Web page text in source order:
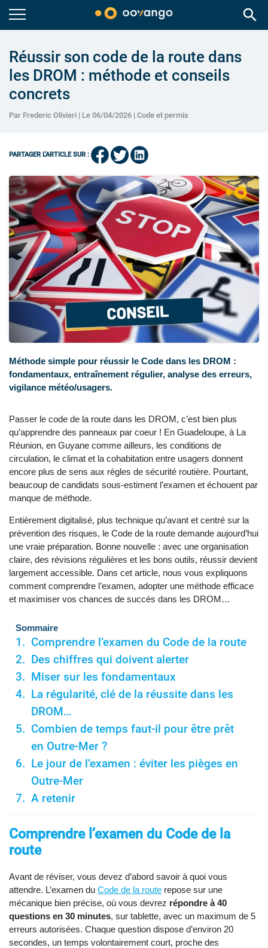
search
Réussir son code de la route dans
les DROM : méthode et conseils
concrets
Par Frederic Olivieri | Le 06/04/2026 | Code et permis
PARTAGER L'ARTICLE SUR :
Méthode simple pour réussir le Code dans les DROM :
fondamentaux, entraînement régulier, analyse des erreurs,
vigilance météo/usagers.
Passer le code de la route dans les DROM, c’est bien plus
qu’apprendre des panneaux par coeur ! En Guadeloupe, à La
Réunion, en Guyane comme ailleurs, les conditions de
circulation, le climat et la cohabitation entre usagers donnent
encore plus de sens aux règles de sécurité routière. Pourtant,
beaucoup de candidats sous-estiment l’examen et échouent par
manque de méthode.
Entièrement digitalisé, plus technique qu’avant et centré sur la
prévention des risques, le Code de la route demande aujourd’hui
une vraie préparation. Bonne nouvelle : avec une organisation
claire, des révisions régulières et les bons outils, réussir devient
largement accessible. Dans cet article, nous vous expliquons
comment comprendre l’examen, adopter une méthode efficace
et maximiser vos chances de succès dans les DROM…
Sommaire
Comprendre l’examen du Code de la route
Des chiffres qui doivent alerter
Miser sur les fondamentaux
La régularité, clé de la réussite dans les
DROM…
Combien de temps faut-il pour être prêt
en Outre-Mer ?
Le jour de l’examen : éviter les pièges en
Outre-Mer
A retenir
Comprendre l’examen du Code de la
route
Avant de réviser, vous devez d’abord savoir à quoi vous
attendre. L’examen du Code de la route repose sur une
mécanique bien précise, où vous devrez répondre à 40
questions en 30 minutes, sur tablette, avec un maximum de 5
erreurs autorisées. Chaque question dispose d’environ 20
secondes, un temps volontairement court, proche des